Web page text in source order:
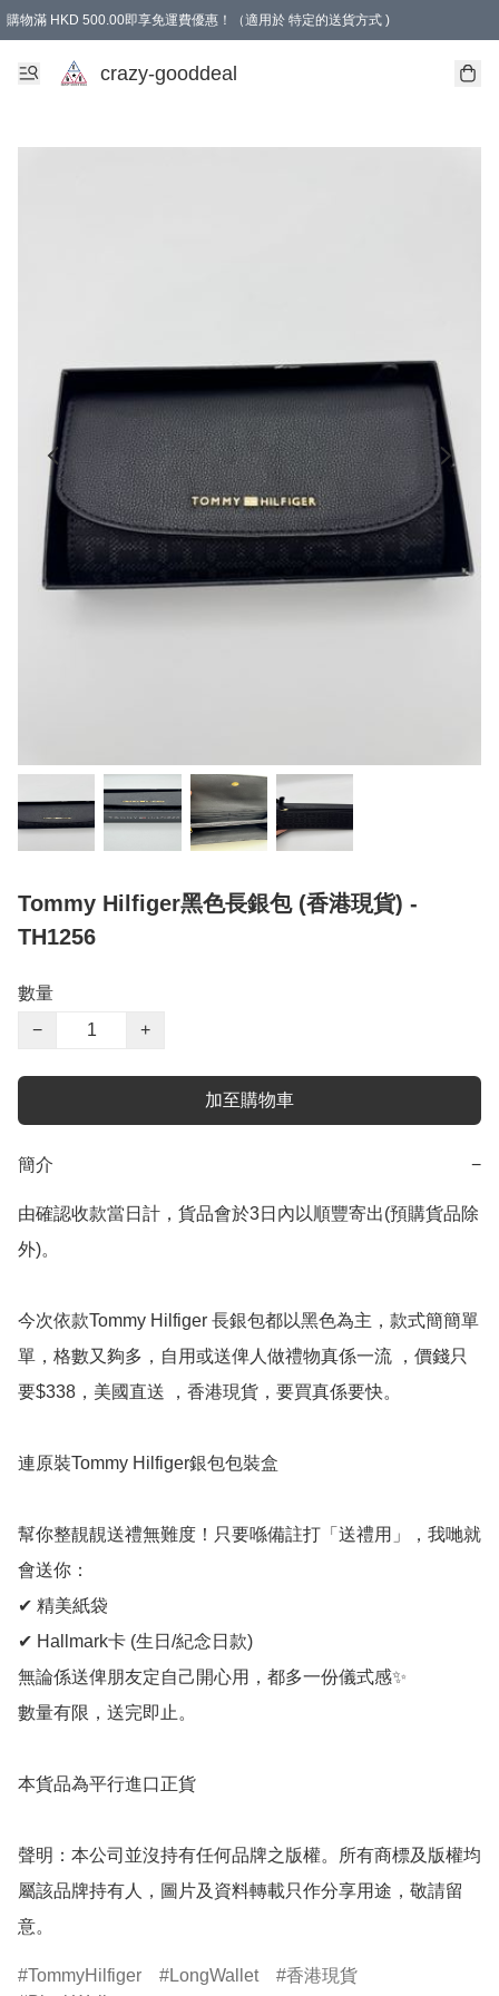
購物滿 HKD 500.00即享免運費優惠！（適用於 特定的送貨方式 )
成為會員可享免費禮品
crazy-gooddeal
Tommy Hilfiger黑色長銀包 (香港現貨) -
TH1256
數量
−
+
加至購物車
簡介 −
由確認收款當日計，貨品會於3日內以順豐寄出(預購貨品除
外)。
今次依款Tommy Hilfiger 長銀包都以黑色為主，款式簡簡單
單，格數又夠多，自用或送俾人做禮物真係一流 ，價錢只
要$338，美國直送 ，香港現貨，要買真係要快。
連原裝Tommy Hilfiger銀包包裝盒
幫你整靚靚送禮無難度！只要喺備註打「送禮用」，我哋就
會送你：
✔ 精美紙袋
✔ Hallmark卡 (生日/紀念日款)
無論係送俾朋友定自己開心用，都多一份儀式感✨
數量有限，送完即止。
本貨品為平行進口正貨
聲明：本公司並沒持有任何品牌之版權。所有商標及版權均
屬該品牌持有人，圖片及資料轉載只作分享用途，敬請留
意。
TommyHilfiger LongWallet
香港現貨